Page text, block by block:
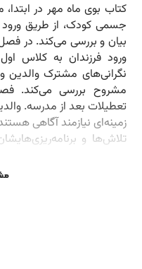
کتاب بوی ماه مهر در
جسمی کودک، از طریق
بیان و بررسی می‌کند. در
ورود فرزندان به کلاس
نگرانی‌های مشترک والدین
مشروح بررسی می‌کند.
تعطیلات بعد از مدرسه.
زمینه‌ای نیازمند آگاهی
تلاش‌ها و
بار برای هر فرد فراهم
بعضی خاطره‌ها همیشه